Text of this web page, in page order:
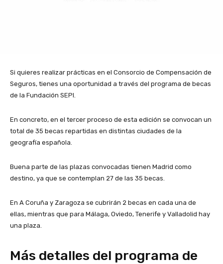
Si quieres realizar prácticas en el Consorcio de Compensación de
Seguros, tienes una oportunidad a través del programa de becas
de la Fundación SEPI.
En concreto, en el tercer proceso de esta edición se convocan un
total de 35 becas repartidas en distintas ciudades de la
geografía española.
Buena parte de las plazas convocadas tienen Madrid como
destino, ya que se contemplan 27 de las 35 becas.
En A Coruña y Zaragoza se cubrirán 2 becas en cada una de
ellas, mientras que para Málaga, Oviedo, Tenerife y Valladolid hay
una plaza.
Más detalles del programa de